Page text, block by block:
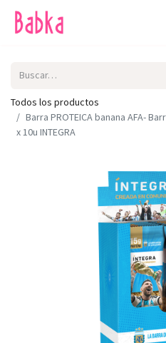
Todos los productos
Barra PROTEICA banana AFA-
x 10u INTEGRA